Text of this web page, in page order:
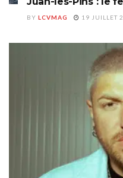
BY LCVMAG 19 JUILLET